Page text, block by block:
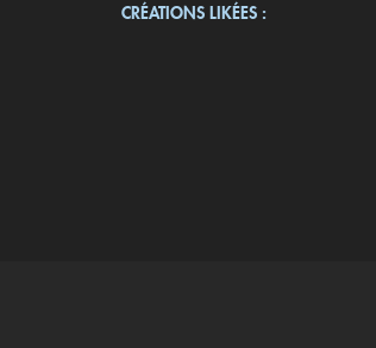
CRÉATIONS LIKÉES :